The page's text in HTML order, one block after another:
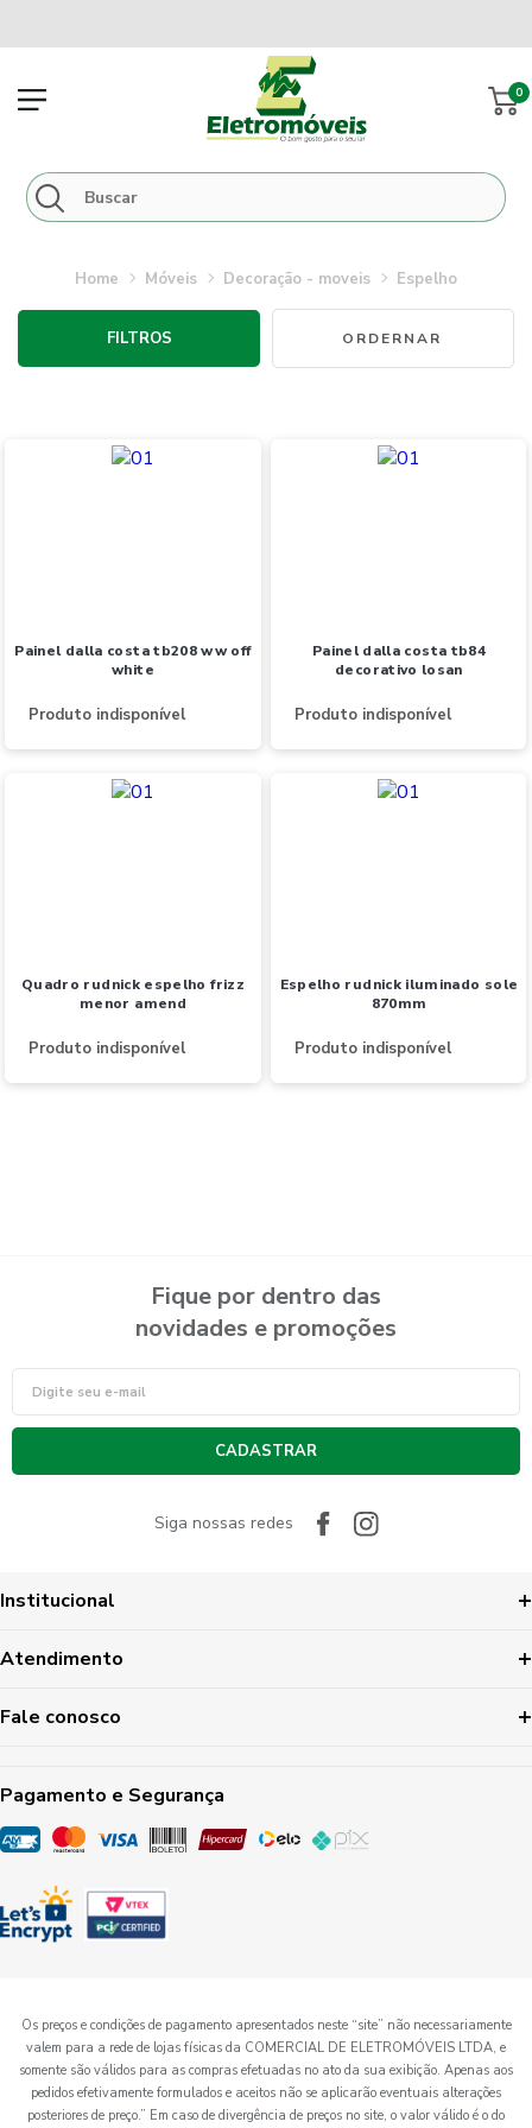
0
móveis decoração - moveis espelho
FILTROS
painel dalla costa tb208 ww off
white
Produto indisponível
painel dalla costa tb84
decorativo losan
Produto indisponível
quadro rudnick espelho frizz
menor amend
Produto indisponível
espelho rudnick iluminado sole
870mm
Produto indisponível
Fique por dentro das
novidades e promoções
CADASTRAR
Siga nossas redes
Institucional
Atendimento
Fale conosco
Pagamento e Segurança
Os preços e condições de pagamento apresentados neste “site” não necessariamente
valem para a rede de lojas físicas da COMERCIAL DE ELETROMÓVEIS LTDA, e
somente são válidos para as compras efetuadas no ato da sua exibição. Apenas aos
pedidos efetivamente formulados e aceitos não se aplicarão eventuais alterações
posteriores de preço.” Em caso de divergência de preços no site, o valor válido é o do